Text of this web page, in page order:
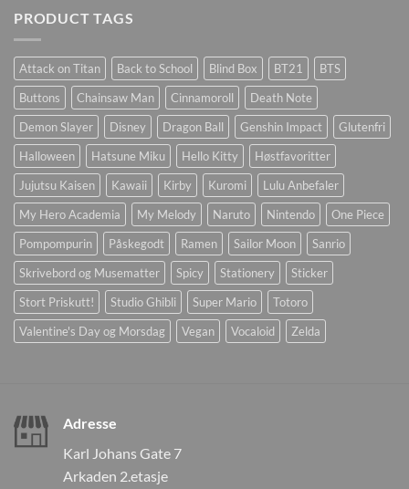
PRODUCT TAGS
Attack on Titan Back to School Blind Box BT21
BTS
Buttons
Chainsaw Man Cinnamoroll
Death Note
Demon Slayer
Disney Dragon Ball Genshin Impact
Glutenfri
Halloween
Hatsune Miku Hello Kitty
Høstfavoritter
Jujutsu Kaisen
Kawaii Kirby Kuromi
Lulu Anbefaler
My Hero Academia
My Melody Naruto Nintendo
One Piece
Pompompurin
Påskegodt Ramen Sailor Moon
Sanrio
Skrivebord og Musematter
Spicy Stationery
Sticker
Stort Priskutt!
Studio Ghibli Super Mario
Totoro
Valentine's Day og Morsdag
Vegan Vocaloid Zelda
Adresse
Karl Johans Gate 7
Arkaden 2.etasje